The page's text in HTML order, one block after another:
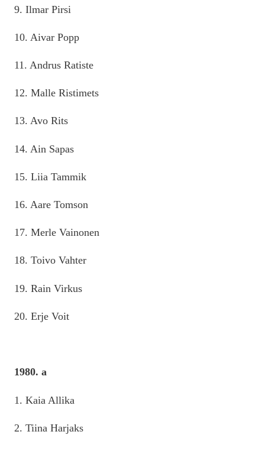
9. Ilmar Pirsi
10. Aivar Popp
11. Andrus Ratiste
12. Malle Ristimets
13. Avo Rits
14. Ain Sapas
15. Liia Tammik
16. Aare Tomson
17. Merle Vainonen
18. Toivo Vahter
19. Rain Virkus
20. Erje Voit
1980. a
1. Kaia Allika
2. Tiina Harjaks